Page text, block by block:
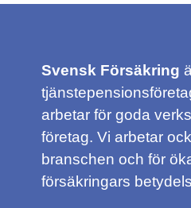
Svensk Försäkring
arbetar för goda
företag. Vi arbetar
branschen och för
försäkringars